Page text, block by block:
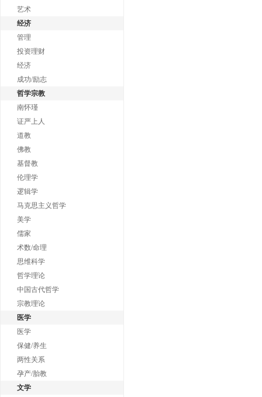
艺术
经济
管理
投资理财
经济
成功/励志
哲学宗教
南怀瑾
证严上人
道教
佛教
基督教
伦理学
逻辑学
马克思主义哲学
美学
儒家
术数/命理
思维科学
哲学理论
中国古代哲学
宗教理论
医学
医学
保健/养生
两性关系
孕产/胎教
文学